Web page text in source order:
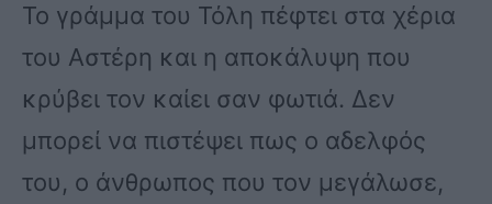
Το γράμμα του Τόλη πέφτει στα χέρια
του Αστέρη και η αποκάλυψη που
κρύβει τον καίει σαν φωτιά. Δεν
μπορεί να πιστέψει πως ο αδελφός
του, ο άνθρωπος που τον μεγάλωσε,